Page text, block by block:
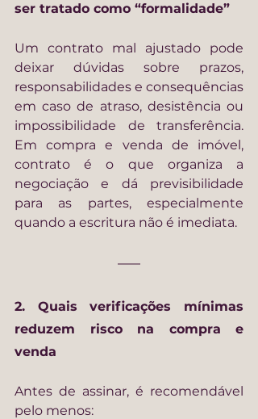
ser tratado como “formalidade”
Um contrato mal ajustado pode
deixar dúvidas sobre prazos,
responsabilidades e consequências
em caso de atraso, desistência ou
impossibilidade de transferência.
Em compra e venda de imóvel,
contrato é o que organiza a
negociação e dá previsibilidade
para as partes, especialmente
quando a escritura não é imediata.
2. Quais verificações mínimas
reduzem risco na compra e
venda
Antes de assinar, é recomendável
pelo menos: